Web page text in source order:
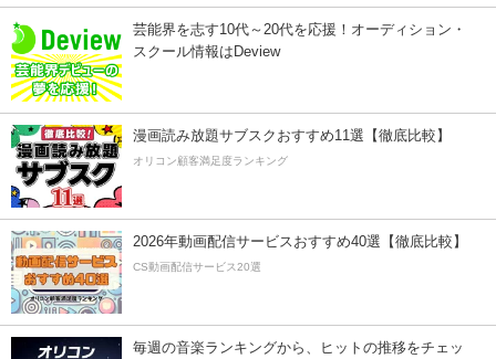
芸能界を志す10代～20代を応援！オーディション・
スクール情報はDeview
漫画読み放題サブスクおすすめ11選【徹底比較】
オリコン顧客満足度ランキング
2026年動画配信サービスおすすめ40選【徹底比較】
CS動画配信サービス20選
毎週の音楽ランキングから、ヒットの推移をチェッ